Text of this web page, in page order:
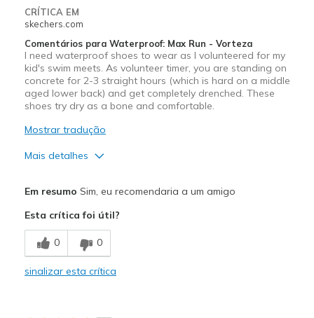
CRÍTICA EM
skechers.com
Comentários para Waterproof: Max Run - Vorteza
I need waterproof shoes to wear as I volunteered for my
kid's swim meets. As volunteer timer, you are standing on
concrete for 2-3 straight hours (which is hard on a middle
aged lower back) and get completely drenched. These
shoes try dry as a bone and comfortable.
Mostrar tradução
Mais detalhes
Comfortable
Durable
Em resumo Sim, eu recomendaria a um amigo
Esta crítica foi útil?
0 0
sinalizar esta crítica